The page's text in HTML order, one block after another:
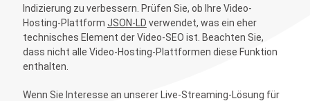
Indizierung zu verbessern. Prüfen Sie, ob Ihre Video-
Hosting-Plattform JSON-LD verwendet, was ein eher
technisches Element der Video-SEO ist. Beachten Sie,
dass nicht alle Video-Hosting-Plattformen diese Funktion
enthalten.
Wenn Sie Interesse an unserer Live-Streaming-Lösung für